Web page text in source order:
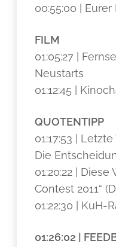
00:55:00 |
FILM
01:05:27 |
Neustarts
01:12:45 |
QUOTENTIPP
01:17:53 |
Die
01:20:22 |
Contest 2011“
01:22:30 | KuH-
01:26:02 |